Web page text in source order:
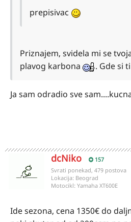
prepisivac
Priznajem, svidela mi se
plavog karbona
. Gde si
Ja sam odradio sve
dcNiko 157
Svrati ponekad, 479 postova
Lokacija: Beograd
Motocikl: Yamaha XT600E
Ide sezona, cena 1350€ do